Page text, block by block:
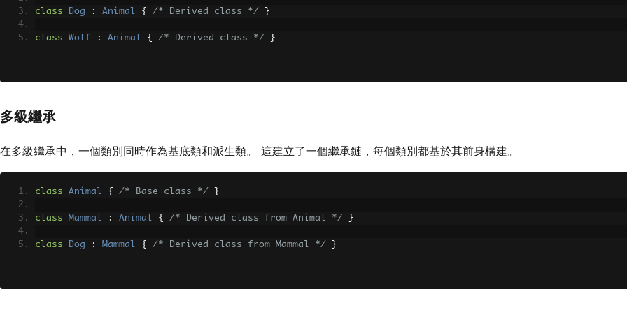
class Dog : Animal { /* Derived class */ }
class Wolf : Animal { /* Derived class */ }
多級繼承
在多級繼承中，一個類別同時作為基底類和派生類。 這建立了一個繼承鏈，每個類別都基於其前身構建。
class Animal { /* Base class */ }
class Mammal : Animal { /* Derived class from Animal */ }
class Dog : Mammal { /* Derived class from Mammal */ }